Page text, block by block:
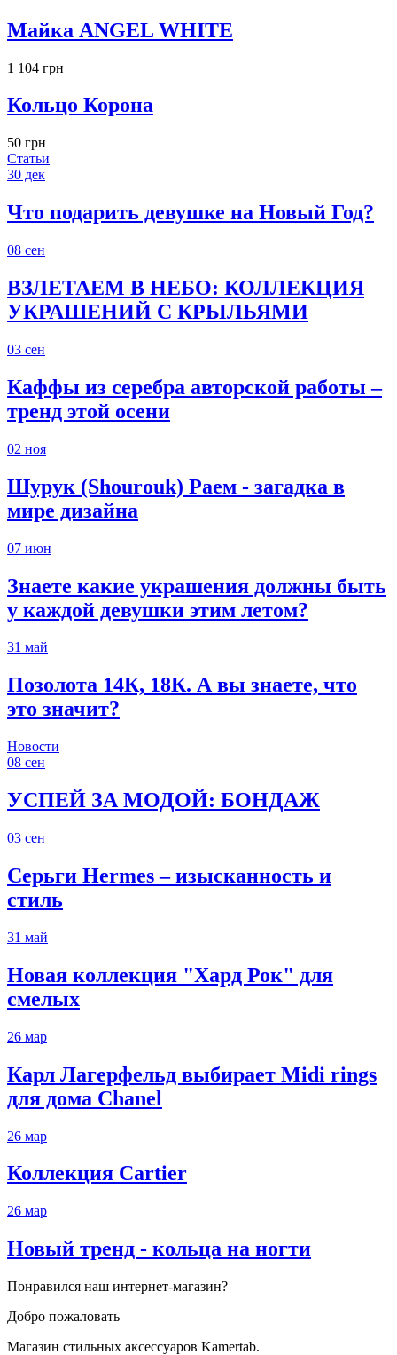
Майка ANGEL WHITE
1 104 грн
Кольцо Корона
50 грн
Статьи
30 дек
Что подарить девушке на Новый Год?
08 сен
ВЗЛЕТАЕМ В НЕБО: КОЛЛЕКЦИЯ
УКРАШЕНИЙ С КРЫЛЬЯМИ
03 сен
Каффы из серебра авторской работы –
тренд этой осени
02 ноя
Шурук (Shourouk) Раем - загадка в
мире дизайна
07 июн
Знаете какие украшения должны быть
у каждой девушки этим летом?
31 май
Позолота 14К, 18К. А вы знаете, что
это значит?
Новости
08 сен
УСПЕЙ ЗА МОДОЙ: БОНДАЖ
03 сен
Серьги Hermes – изысканность и
стиль
31 май
Новая коллекция "Хард Рок" для
смелых
26 мар
Карл Лагерфельд выбирает Midi rings
для дома Chanel
26 мар
Коллекция Cartier
26 мар
Новый тренд - кольца на ногти
Понравился наш интернет-магазин?
Добро пожаловать
Магазин стильных аксессуаров Kamertab.